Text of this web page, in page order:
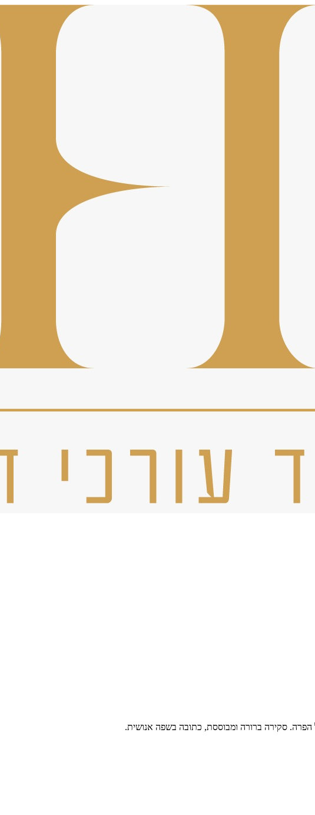
הפרה. סקירה ברורה ומבוססת, כתובה בשפה אנושית.